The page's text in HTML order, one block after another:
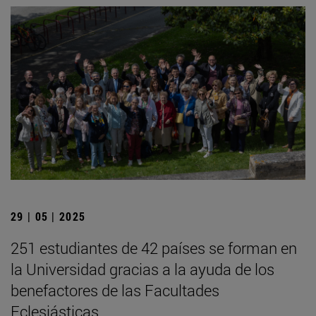
29 | 05 | 2025
251 estudiantes de 42 países se forman en
la Universidad gracias a la ayuda de los
benefactores de las Facultades
Eclesiásticas